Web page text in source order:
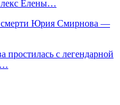
Елены…
смерти Юрия Смирнова —
с легендарной